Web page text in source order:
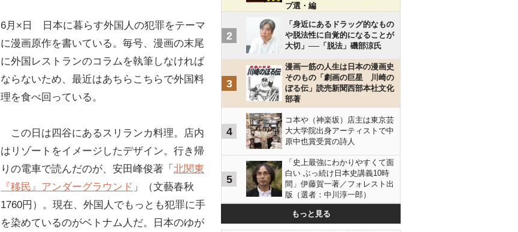
6月×日 日本に暮らす外国人の犯罪をテーマ
に漫画原作を書いている。毎号、漫画の末尾
に外国レストランのコラムを執筆しなければ
ならないため、最近はあちらこちらで外国料
理を食べ回っている。
この日は四谷にあるスリランカ料理。店内
はリゾートをイメージしたデザイン。行き帰
りの電車で読んだのが、安田峰俊著「 北関東
『移民』アンダーグラウンド 」（文藝春秋
1760円）。現在、外国人でもっとも犯罪に手
を染めているのがベトナム人だ。日本のゆが
ブ選・編
2
「身近にあるドラッグ的なもの
や脱法性に自覚的になることが
大切」──「脱法」磯部涼氏
3
漫画一筋の人生は日本の漫画史
そのもの「劇画の巨星 川崎の
ぼる伝」読売新聞西部本社文化
部著
4
コ本や（神楽坂）店主は東京芸
大大学院出身アーティストで中
原中也賞受賞の詩人
5
「史上最強にわかりやすくて面
白い ぶっ続け日本史講義10時
間」伊藤賀一著／フォレスト出
版（選者：中川淳一郎）
もっと見る